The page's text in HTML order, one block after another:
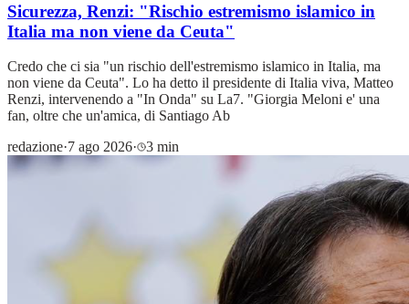
Sicurezza, Renzi: "Rischio estremismo islamico in
Italia ma non viene da Ceuta"
Credo che ci sia "un rischio dell'estremismo islamico in Italia, ma
non viene da Ceuta". Lo ha detto il presidente di Italia viva, Matteo
Renzi, intervenendo a "In Onda" su La7. "Giorgia Meloni e' una
fan, oltre che un'amica, di Santiago Ab
redazione·7 ago 2026· 3 min